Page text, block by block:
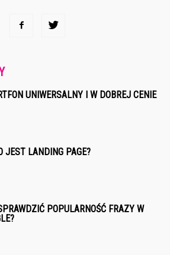
UNIWERSALNY I W DOBREJ CENIE
JEST LANDING PAGE?
POPULARNOŚĆ FRAZY W